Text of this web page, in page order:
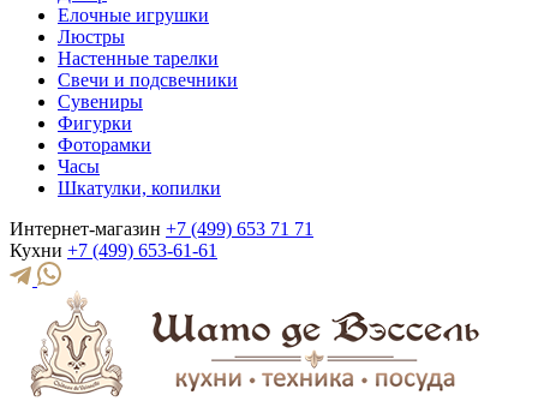
Елочные игрушки
Люстры
Настенные тарелки
Свечи и подсвечники
Сувениры
Фигурки
Фоторамки
Часы
Шкатулки, копилки
Интернет-магазин +7 (499) 653 71 71
Кухни +7 (499) 653-61-61